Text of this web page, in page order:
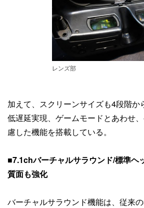
レンズ部
加えて、スクリーンサイズも4段階か
低遅延実現、ゲームモードとあわせ
慮した機能を搭載している。
■7.1chバーチャルサラウンド/標準ヘ
質面も強化
バーチャルサラウンド機能は、従来